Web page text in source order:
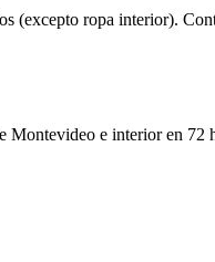
(excepto ropa interior).
e interior en